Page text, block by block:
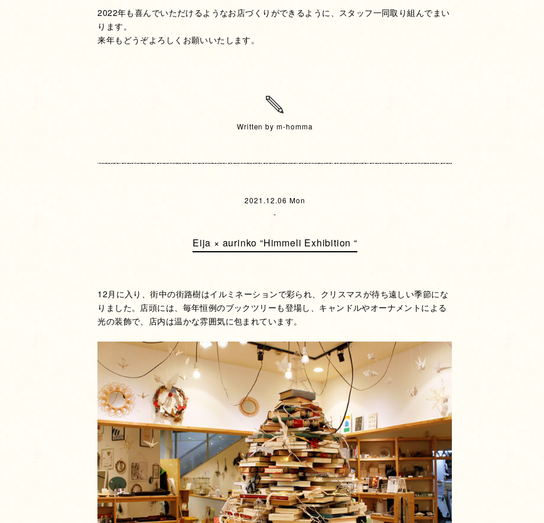
2022年も喜んでいただけるようなお店づくりができるように、スタッフ一同取り組んでまい
ります。
来年もどうぞよろしくお願いいたします。
Written by m-homma
2021.12.06 Mon
-
Eija × aurinko “Himmeli Exhibition “
12月に入り、街中の街路樹はイルミネーションで彩られ、クリスマスが待ち遠しい季節にな
りました。店頭には、毎年恒例のブックツリーも登場し、キャンドルやオーナメントによる
光の装飾で、店内は温かな雰囲気に包まれています。